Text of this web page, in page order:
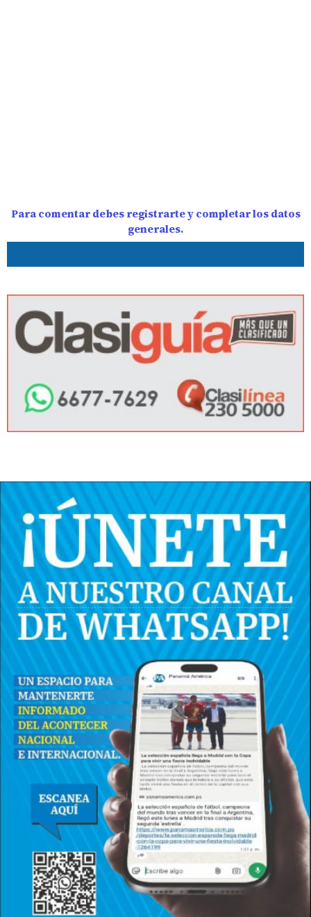
Para comentar debes registrarte y completar los datos
generales.